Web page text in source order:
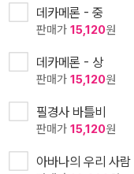
데카메론 - 중
판매가 15,120원
데카메론 - 상
판매가 15,120원
필경사 바틀비
판매가 15,120원
아바나의 우리 사람